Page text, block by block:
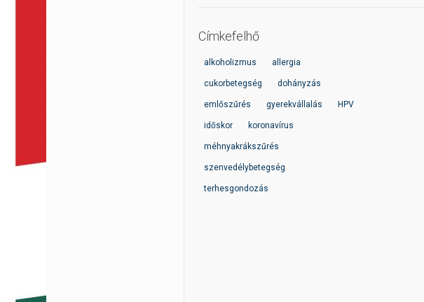
Címkefelhő
alkoholizmus allergia
cukorbetegség dohányzás
emlőszűrés gyerekvállalás HPV
időskor koronavírus
méhnyakrákszűrés
szenvedélybetegség
terhesgondozás